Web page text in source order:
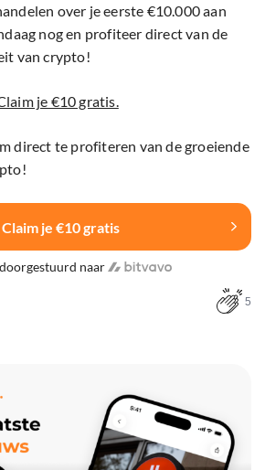
over je eerste €10.000 aan
nog en profiteer direct van de
van crypto!
je €10 gratis.
direct te profiteren van de groeiende
Claim je €10 gratis
naar
5